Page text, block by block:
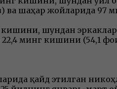
ва шаҳар жойларида 97
кишини, шундан
минг кишини (54,1
қайд этилган